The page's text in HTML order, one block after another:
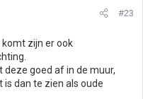
#23
komt zijn er ook
deze goed af in de muur,
dan te zien als oude